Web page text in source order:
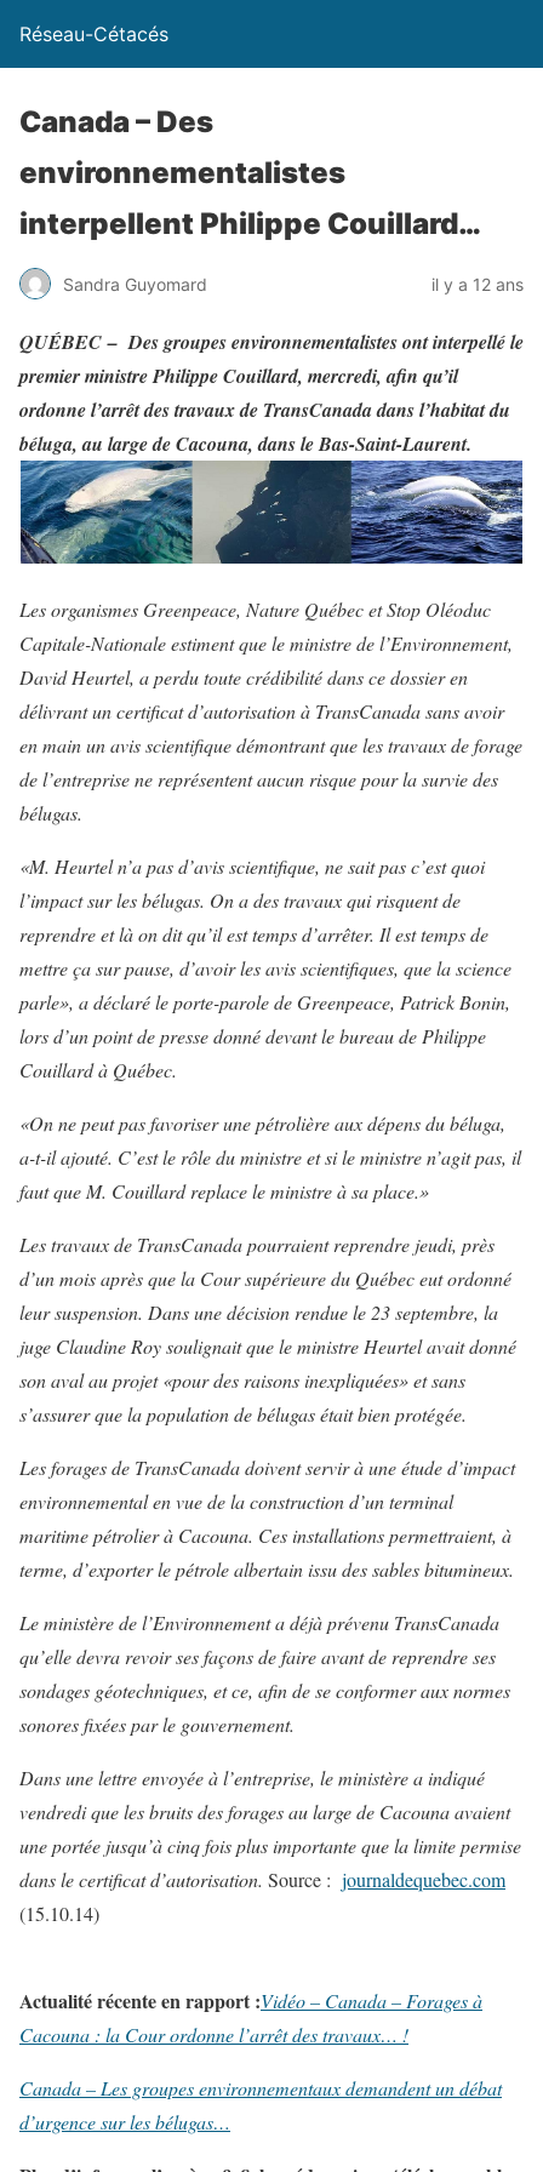
Réseau-Cétacés
Canada – Des
environnementalistes
interpellent Philippe Couillard…
Sandra Guyomard il y a 12 ans
QUÉBEC –Des groupes environnementalistes ont interpellé le
premier ministre Philippe Couillard, mercredi, afin qu’il
ordonne l’arrêt des travaux de TransCanada dans l’habitat du
béluga, au large de Cacouna, dans le Bas-Saint-Laurent.
Les organismes Greenpeace, Nature Québec et Stop Oléoduc
Capitale-Nationale estiment que le ministre de l’Environnement,
David Heurtel, a perdu toute crédibilité dans ce dossier en
délivrant un certificat d’autorisation à TransCanada sans avoir
en main un avis scientifique démontrant que les travaux de forage
de l’entreprise ne représentent aucun risque pour la survie des
bélugas.
«M. Heurtel n’a pas d’avis scientifique, ne sait pas c’est quoi
l’impact sur les bélugas. On a des travaux qui risquent de
reprendre et là on dit qu’il est temps d’arrêter. Il est temps de
mettre ça sur pause, d’avoir les avis scientifiques, que la science
parle», a déclaré le porte-parole de Greenpeace, Patrick Bonin,
lors d’un point de presse donné devant le bureau de Philippe
Couillard à Québec.
«On ne peut pas favoriser une pétrolière aux dépens du béluga,
a-t-il ajouté. C’est le rôle du ministre et si le ministre n’agit pas, il
faut que M. Couillard replace le ministre à sa place.»
Les travaux de TransCanada pourraient reprendre jeudi, près
d’un mois après que la Cour supérieure du Québec eut ordonné
leur suspension. Dans une décision rendue le 23 septembre, la
juge Claudine Roy soulignait que le ministre Heurtel avait donné
son aval au projet «pour des raisons inexpliquées» et sans
s’assurer que la population de bélugas était bien protégée.
Les forages de TransCanada doivent servir à une étude d’impact
environnemental en vue de la construction d’un terminal
maritime pétrolier à Cacouna. Ces installations permettraient, à
terme, d’exporter le pétrole albertain issu des sables bitumineux.
Le ministère de l’Environnement a déjà prévenu TransCanada
qu’elle devra revoir ses façons de faire avant de reprendre ses
sondages géotechniques, et ce, afin de se conformer aux normes
sonores fixées par le gouvernement.
Dans une lettre envoyée à l’entreprise, le ministère a indiqué
vendredi que les bruits des forages au large de Cacouna avaient
une portée jusqu’à cinq fois plus importante que la limite permise
dans le certificat d’autorisation. Source : journaldequebec.com
(15.10.14)
Actualité récente en rapport :Vidéo – Canada – Forages à
Cacouna : la Cour ordonne l’arrêt des travaux… !
Canada – Les groupes environnementaux demandent un débat
d’urgence sur les bélugas…